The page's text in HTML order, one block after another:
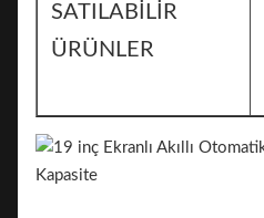
SATILABİLİR
ÜRÜNLER